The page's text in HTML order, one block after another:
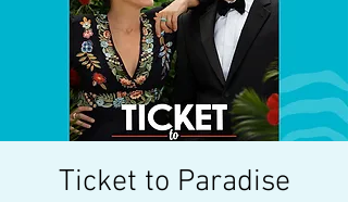
Ticket to Paradise